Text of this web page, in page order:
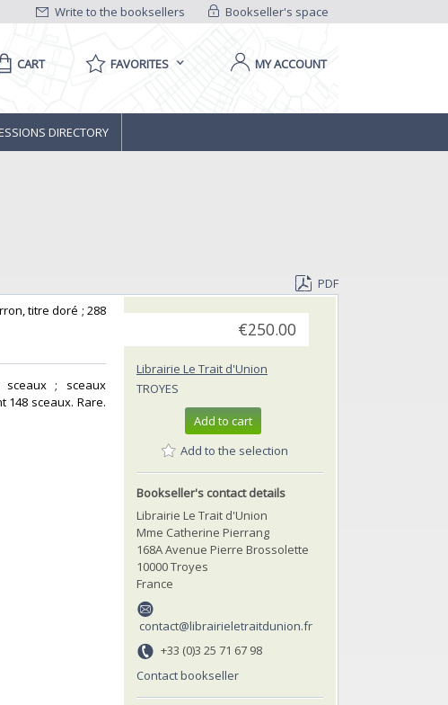
Bookseller's space
Write to the booksellers
CART FAVORITES MY ACCOUNT
DIRECTORY
PDF
titre doré ; 288
sceaux ; sceaux
sceaux. Rare.
€250.00
Librairie Le Trait d'Union
TROYES
Add to cart
Add to the selection
Bookseller's contact details
Librairie Le Trait d'Union
Mme Catherine Pierrang
168A Avenue Pierre Brossolette
10000 Troyes
France
contact@librairieletraitdunion.fr
+33 (0)3 25 71 67 98
Contact bookseller